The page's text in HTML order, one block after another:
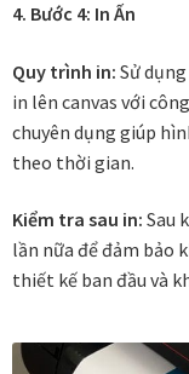
In ảnh theo yêu cầu
In tranh canvas
In tranh dán
in tranh mica
Khung ảnh
Khung ảnh cưới
4. Bước 4: In Ấn
Quy trình in: Sử
in lên canvas với
chuyên dụng giúp
theo thời gian.
Kiểm tra sau in: Sau
lần nữa để đảm bảo
thiết kế ban đầu và